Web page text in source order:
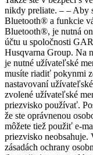
nikdy preliate. – –
Bluetooth® a funkcie
Bluetooth®, je nutná
účtu u spoločnosti
Husqvarna Group. Na
je nutné užívateľské
musíte riadiť pokynmi
nastavovaní
zvolené užívateľské
priezvisko používať.
že ste oprávnenou
môžete tiež použiť e-
priezvisko neobsahuje.
zásadách ochrany